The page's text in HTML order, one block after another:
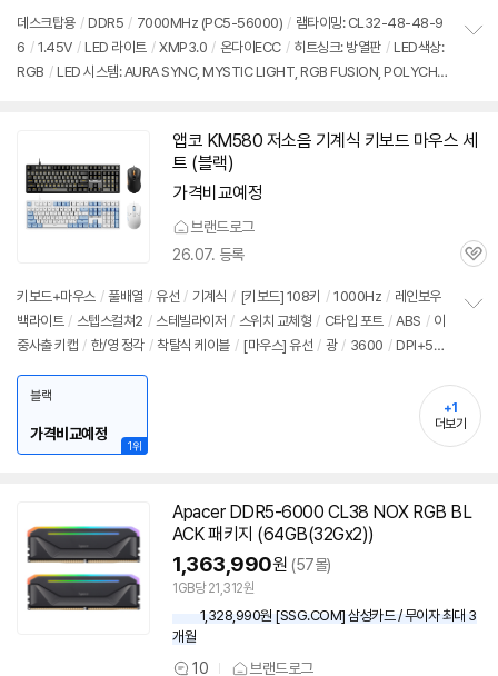
견
데스크탑용 / DDR5 / 7000MHz (PC5-56000) / 램타이밍: CL32-48-48-9
6 / 1.45V / LED 라이트 / XMP3.0 / 온다이ECC / 히트싱크: 방열판 / LED색상:
RGB / LED 시스템: AURA SYNC, MYSTIC LIGHT, RGB FUSION, POLYCHR
기
앱코 KM580 저소음 기계식 키보드 마우스 세
트 (블랙)
가격비교예정
브랜드로그
26.07. 등록
관
키보드+마우스 / 풀배열 / 유선 / 기계식 / [키보드] 108키 / 1000Hz / 레인보우
백라이트 / 스텝스컬쳐2 / 스테빌라이저 / 스위치 교체형 / C타입 포트 / ABS / 이
중사출 키캡 / 한/영 정각 / 착탈식 케이블 / [마우스] 유선 / 광 / 3600 / DPI+5버
기
1위
블랙
가격비교예정
+1
더보기
Apacer DDR5-6000 CL38 NOX RGB BL
ACK 패키지 (64GB(32Gx2))
1,363,990원 (57몰)
1GB당 21,312원
1,328,990원 [SSG.COM] 삼성카드 / 무이자 최대 3
개월
10 브랜드로그